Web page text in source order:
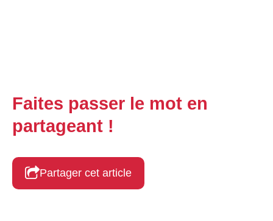
Faites passer le mot en
partageant !
Partager cet article